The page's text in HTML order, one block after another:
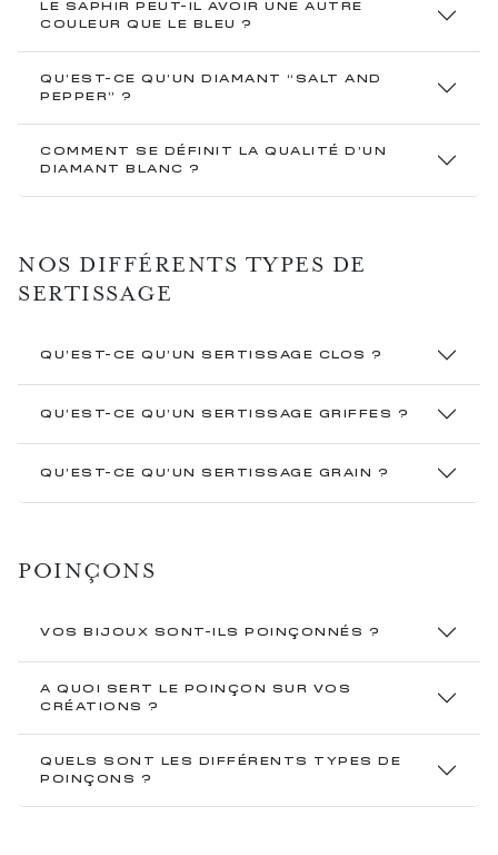
LE SAPHIR PEUT-IL AVOIR UNE AUTRE
COULEUR QUE LE BLEU ?
QU'EST-CE QU’UN DIAMANT “SALT AND
PEPPER” ?
COMMENT SE DÉFINIT LA QUALITÉ D’UN
DIAMANT BLANC ?
NOS DIFFÉRENTS TYPES DE
SERTISSAGE
QU’EST-CE QU’UN SERTISSAGE CLOS ?
QU’EST-CE QU’UN SERTISSAGE GRIFFES ?
QU’EST-CE QU’UN SERTISSAGE GRAIN ?
POINÇONS
VOS BIJOUX SONT-ILS POINÇONNÉS ?
A QUOI SERT LE POINÇON SUR VOS
CRÉATIONS ?
QUELS SONT LES DIFFÉRENTS TYPES DE
POINÇONS ?